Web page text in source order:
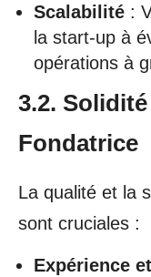
Scalabilité :
la start-up à
opérations à
3.2.
Fondatrice
La qualité et la
sont cruciales :
Expérience